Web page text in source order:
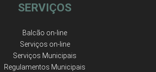
SERVIÇOS
Balcão on-line
Serviços on-line
Serviços Municipais
Regulamentos Municipais